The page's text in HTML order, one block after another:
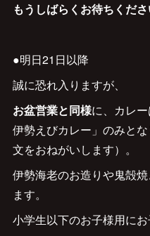
もうしばらくお待ちくださ
●明日21日以降
誠に恐れ入りますが、
お盆営業と同様に、カレ
伊勢えびカレー」のみと
文をおねがいします）。
伊勢海老のお造りや鬼殻
ます。
小学生以下のお子様用にお